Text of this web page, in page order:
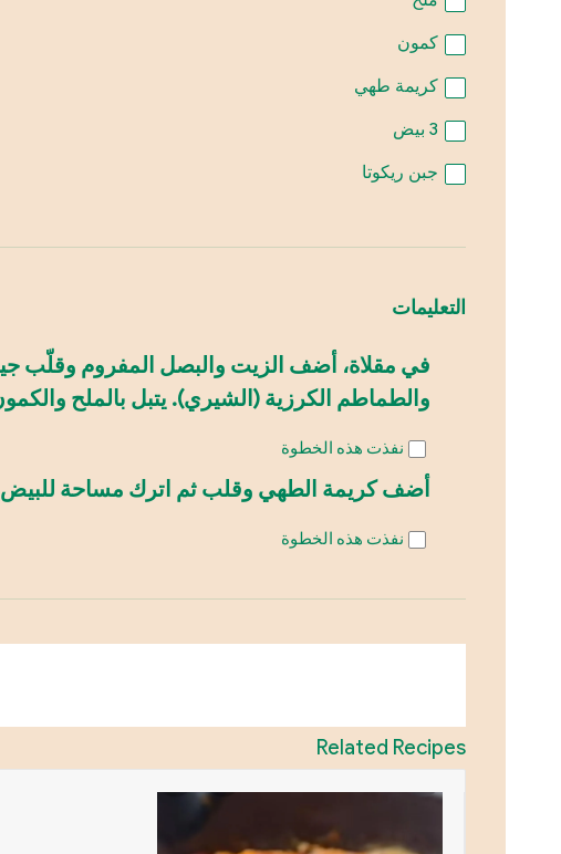
كمون
كريمة طهي
3بيض
جبن ريكوتا
التعليمات
في مقلاة، أضف الزيت والبصل المفروم وقلّب
والطماطم الكرزية (الشيري). يتبل بالملح
نفذت هذه الخطوة
أضف كريمة الطهي وقلب ثم اترك مساحة للبيض
نفذت هذه الخطوة
Related Recipes